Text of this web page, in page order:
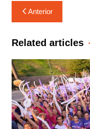
Navegação
de
Post
Anterior
Related articles